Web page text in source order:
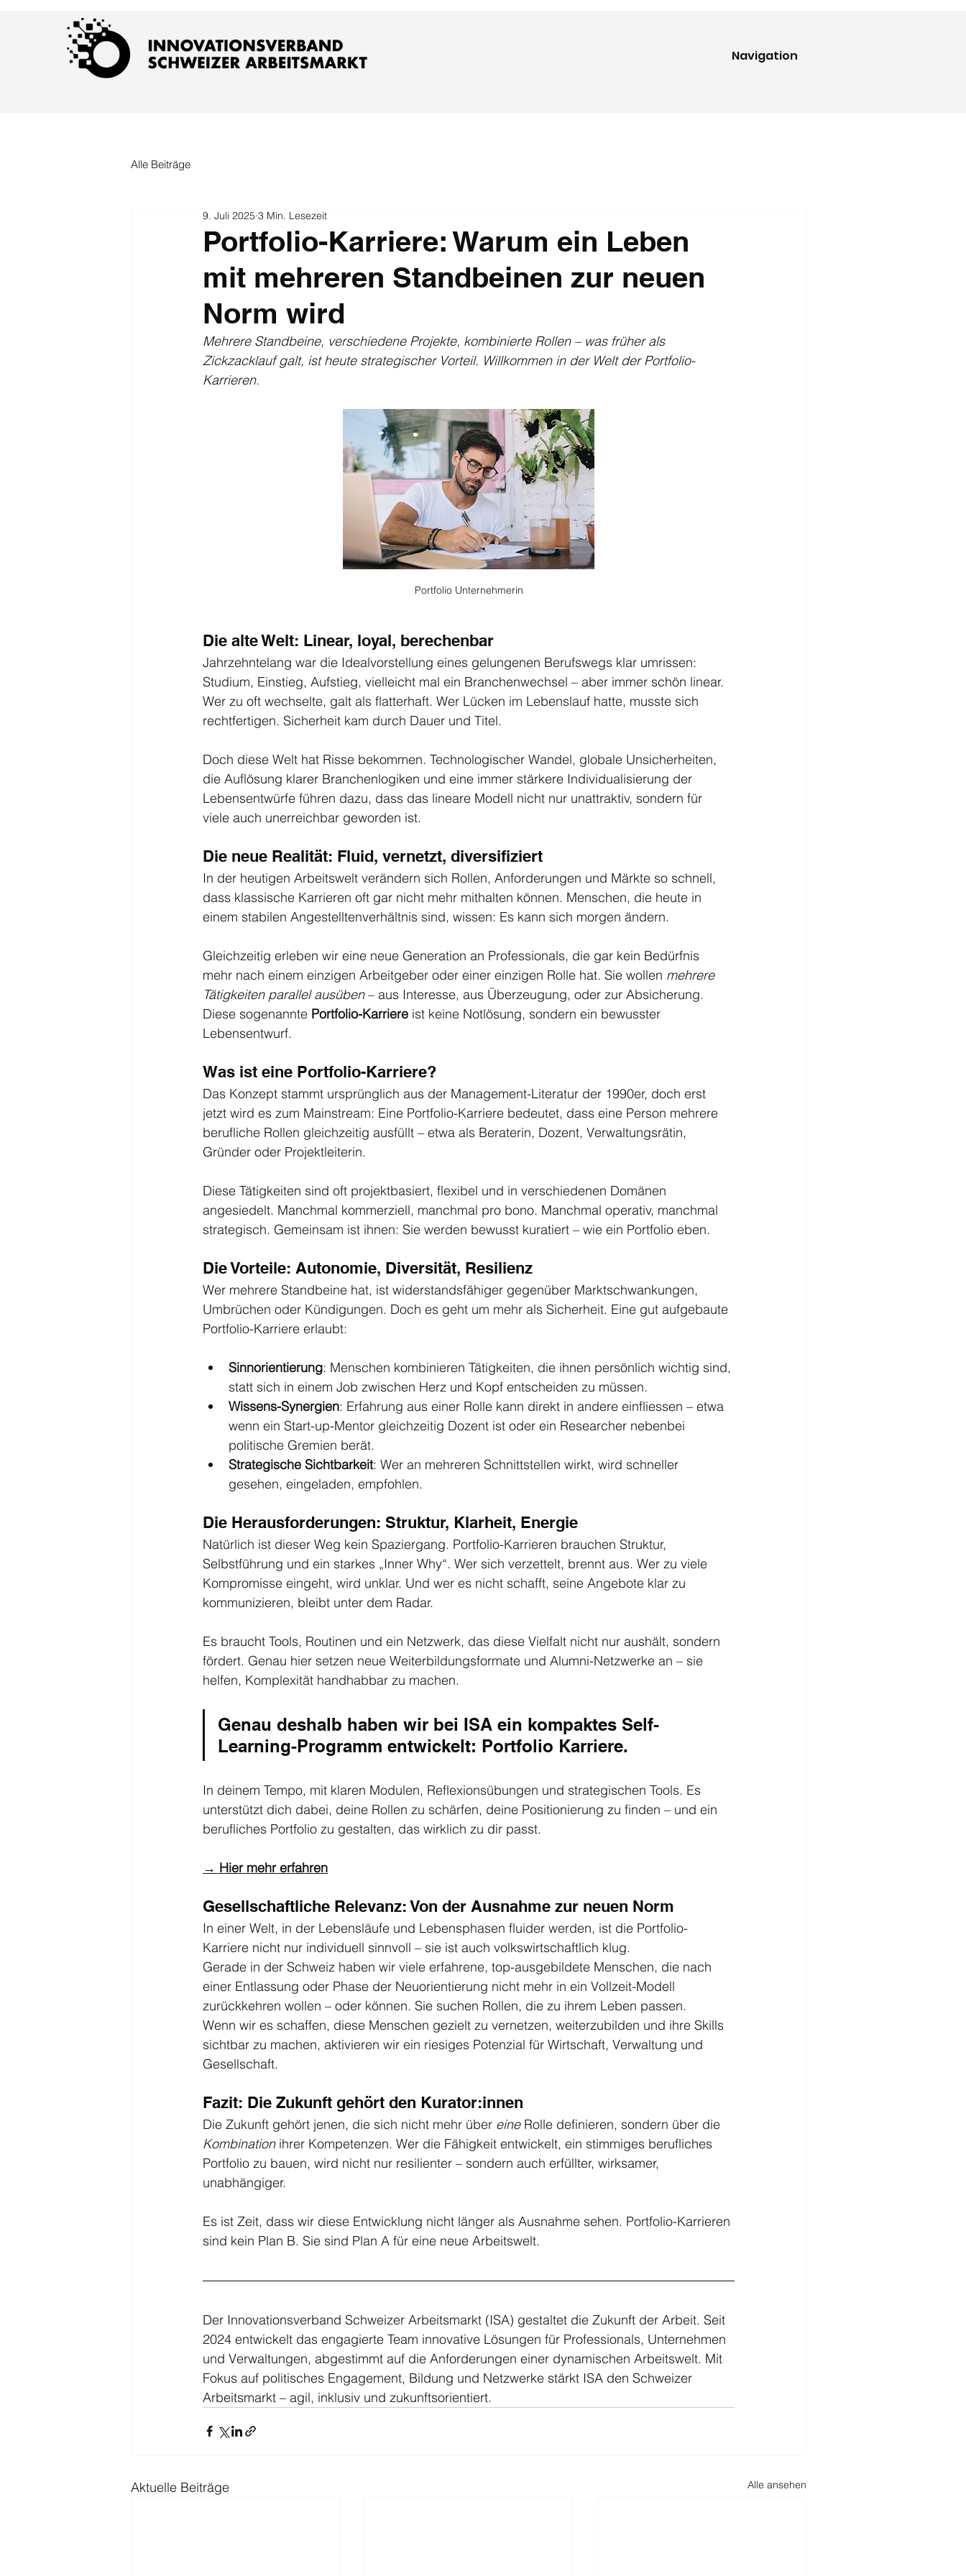
Navigation
Alle Beiträge
Portfolio-Karriere: Warum ein Leben
mit mehreren Standbeinen zur neuen
Norm wird
9. Juli 2025 3 Min. Lesezeit
Mehrere Standbeine, verschiedene Projekte, kombinierte Rollen – was früher als
Zickzacklauf galt, ist heute strategischer Vorteil. Willkommen in der Welt der Portfolio-
Karrieren.
Portfolio Unternehmerin
Die alte Welt: Linear, loyal, berechenbar
Jahrzehntelang war die Idealvorstellung eines gelungenen Berufswegs klar umrissen:
Studium, Einstieg, Aufstieg, vielleicht mal ein Branchenwechsel – aber immer schön linear.
Wer zu oft wechselte, galt als flatterhaft. Wer Lücken im Lebenslauf hatte, musste sich
rechtfertigen. Sicherheit kam durch Dauer und Titel.
Doch diese Welt hat Risse bekommen. Technologischer Wandel, globale Unsicherheiten,
die Auflösung klarer Branchenlogiken und eine immer stärkere Individualisierung der
Lebensentwürfe führen dazu, dass das lineare Modell nicht nur unattraktiv, sondern für
viele auch unerreichbar geworden ist.
Die neue Realität: Fluid, vernetzt, diversifiziert
In der heutigen Arbeitswelt verändern sich Rollen, Anforderungen und Märkte so schnell,
dass klassische Karrieren oft gar nicht mehr mithalten können. Menschen, die heute in
einem stabilen Angestelltenverhältnis sind, wissen: Es kann sich morgen ändern.
Gleichzeitig erleben wir eine neue Generation an Professionals, die gar kein Bedürfnis
mehr nach einem einzigen Arbeitgeber oder einer einzigen Rolle hat. Sie wollen mehrere
Tätigkeiten parallel ausüben – aus Interesse, aus Überzeugung, oder zur Absicherung.
Diese sogenannte Portfolio-Karriere ist keine Notlösung, sondern ein bewusster
Lebensentwurf.
Was ist eine Portfolio-Karriere?
Das Konzept stammt ursprünglich aus der Management-Literatur der 1990er, doch erst
jetzt wird es zum Mainstream: Eine Portfolio-Karriere bedeutet, dass eine Person mehrere
berufliche Rollen gleichzeitig ausfüllt – etwa als Beraterin, Dozent, Verwaltungsrätin,
Gründer oder Projektleiterin.
Diese Tätigkeiten sind oft projektbasiert, flexibel und in verschiedenen Domänen
angesiedelt. Manchmal kommerziell, manchmal pro bono. Manchmal operativ, manchmal
strategisch. Gemeinsam ist ihnen: Sie werden bewusst kuratiert – wie ein Portfolio eben.
Die Vorteile: Autonomie, Diversität, Resilienz
Wer mehrere Standbeine hat, ist widerstandsfähiger gegenüber Marktschwankungen,
Umbrüchen oder Kündigungen. Doch es geht um mehr als Sicherheit. Eine gut aufgebaute
Portfolio-Karriere erlaubt:
Sinnorientierung: Menschen kombinieren Tätigkeiten, die ihnen persönlich wichtig sind,
statt sich in einem Job zwischen Herz und Kopf entscheiden zu müssen.
Wissens-Synergien: Erfahrung aus einer Rolle kann direkt in andere einfliessen – etwa
wenn ein Start-up-Mentor gleichzeitig Dozent ist oder ein Researcher nebenbei
politische Gremien berät.
Strategische Sichtbarkeit: Wer an mehreren Schnittstellen wirkt, wird schneller
gesehen, eingeladen, empfohlen.
Die Herausforderungen: Struktur, Klarheit, Energie
Natürlich ist dieser Weg kein Spaziergang. Portfolio-Karrieren brauchen Struktur,
Selbstführung und ein starkes „Inner Why“. Wer sich verzettelt, brennt aus. Wer zu viele
Kompromisse eingeht, wird unklar. Und wer es nicht schafft, seine Angebote klar zu
kommunizieren, bleibt unter dem Radar.
Es braucht Tools, Routinen und ein Netzwerk, das diese Vielfalt nicht nur aushält, sondern
fördert. Genau hier setzen neue Weiterbildungsformate und Alumni-Netzwerke an – sie
helfen, Komplexität handhabbar zu machen.
Genau deshalb haben wir bei ISA ein kompaktes Self-
Learning-Programm entwickelt: Portfolio Karriere.
In deinem Tempo, mit klaren Modulen, Reflexionsübungen und strategischen Tools. Es
unterstützt dich dabei, deine Rollen zu schärfen, deine Positionierung zu finden – und ein
berufliches Portfolio zu gestalten, das wirklich zu dir passt.
→ Hier mehr erfahren
Gesellschaftliche Relevanz: Von der Ausnahme zur neuen Norm
In einer Welt, in der Lebensläufe und Lebensphasen fluider werden, ist die Portfolio-
Karriere nicht nur individuell sinnvoll – sie ist auch volkswirtschaftlich klug.
Gerade in der Schweiz haben wir viele erfahrene, top-ausgebildete Menschen, die nach
einer Entlassung oder Phase der Neuorientierung nicht mehr in ein Vollzeit-Modell
zurückkehren wollen – oder können. Sie suchen Rollen, die zu ihrem Leben passen.
Wenn wir es schaffen, diese Menschen gezielt zu vernetzen, weiterzubilden und ihre Skills
sichtbar zu machen, aktivieren wir ein riesiges Potenzial für Wirtschaft, Verwaltung und
Gesellschaft.
Fazit: Die Zukunft gehört den Kurator:innen
Die Zukunft gehört jenen, die sich nicht mehr über eine Rolle definieren, sondern über die
Kombination ihrer Kompetenzen. Wer die Fähigkeit entwickelt, ein stimmiges berufliches
Portfolio zu bauen, wird nicht nur resilienter – sondern auch erfüllter, wirksamer,
unabhängiger.
Es ist Zeit, dass wir diese Entwicklung nicht länger als Ausnahme sehen. Portfolio-Karrieren
sind kein Plan B. Sie sind Plan A für eine neue Arbeitswelt.
Der Innovationsverband Schweizer Arbeitsmarkt (ISA) gestaltet die Zukunft der Arbeit. Seit
2024 entwickelt das engagierte Team innovative Lösungen für Professionals, Unternehmen
und Verwaltungen, abgestimmt auf die Anforderungen einer dynamischen Arbeitswelt. Mit
Fokus auf politisches Engagement, Bildung und Netzwerke stärkt ISA den Schweizer
Arbeitsmarkt – agil, inklusiv und zukunftsorientiert.
Aktuelle Beiträge Alle ansehen